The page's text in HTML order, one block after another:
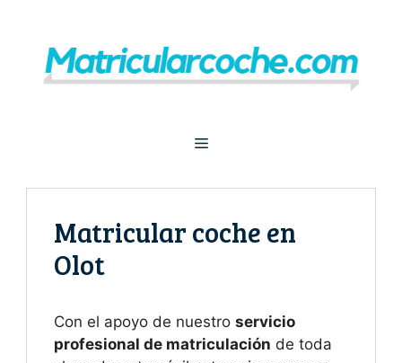
contenido
Menú
Matricular coche en
Olot
Con el apoyo de nuestro servicio
profesional de matriculación de toda